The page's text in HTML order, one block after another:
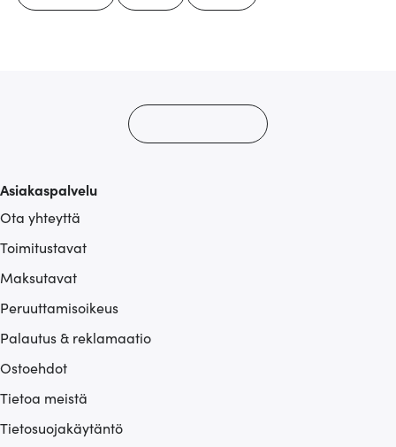
Asiakaspalvelu
Ota yhteyttä
Toimitustavat
Maksutavat
Peruuttamisoikeus
Palautus & reklamaatio
Ostoehdot
Tietoa meistä
Tietosuojakäytäntö